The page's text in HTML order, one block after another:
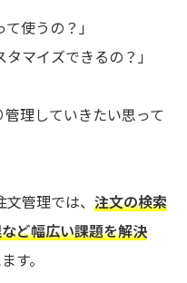
使うの？」
マイズできるの？」
理していきたい思って
管理では、 注文の検索
ど幅広い課題を解決
す。